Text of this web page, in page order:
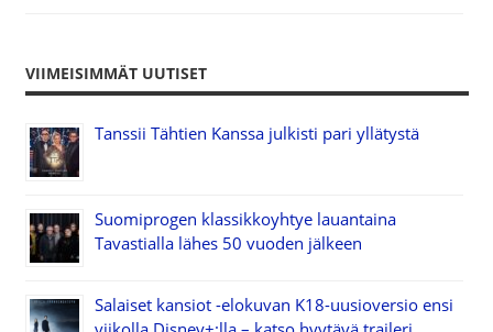
VIIMEISIMMÄT UUTISET
Tanssii Tähtien Kanssa julkisti pari yllätystä
Suomiprogen klassikkoyhtye lauantaina
Tavastialla lähes 50 vuoden jälkeen
Salaiset kansiot -elokuvan K18-uusioversio ensi